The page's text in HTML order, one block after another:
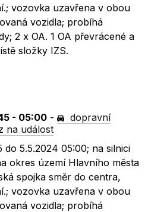
vozovka uzavřena v obou
vozidla; probíhá
2 x OA. 1 OA převrácené a
složky IZS.
- 05:00 -
dopravní
na událost
do 5.5.2024 05:00; na silnici
okres území Hlavního města
spojka směr do centra,
vozovka uzavřena v obou
vozidla; probíhá